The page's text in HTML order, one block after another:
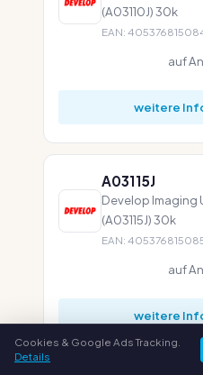
(A03110J) 30k
EAN:
auf
weitere
A03115J
Develop Imaging
(A03115J) 30k
EAN:
auf
weitere
Cookies & Google Ads Tracking.
Details